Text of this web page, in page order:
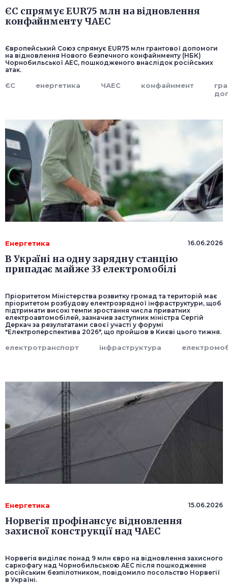
ЄС спрямує EUR75 млн на відновлення
конфайнменту ЧАЕС
Європейський Союз спрямує EUR75 млн грантової допомоги
на відновлення Нового безпечного конфайнменту (НБК)
Чорнобильської АЕС, пошкодженого внаслідок російських
атак.
ЄС енергетика ЧАЕС конфайнмент
Енергетика 16.06.2026
В Україні на одну зарядну станцію
припадає майже 33 електромобілі
Пріоритетом Міністерства розвитку громад та територій має
пріоритетом розбудову електрозрядної інфраструктури, щоб
підтримати високі темпи зростання числа приватних
електроавтомобілей, зазначив заступник міністра Сергій
Деркач за результатами своєї участі у форумі
"Електроперспектива 2026", що пройшов в Києві цього тижня.
електротранспорт інфраструктура
Енергетика 15.06.2026
Норвегія профінансує відновлення
захисної конструкції над ЧАЕС
Норвегія виділяє понад 9 млн євро на відновлення захисного
саркофагу над Чорнобильською АЕС після пошкодження
російським безпілотником, повідомило посольство Норвегії
в Україні.